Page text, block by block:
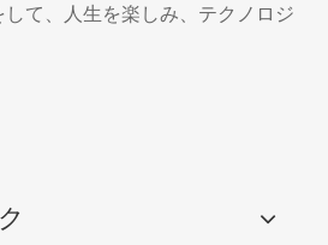
て、人生を楽しみ、テクノロジ